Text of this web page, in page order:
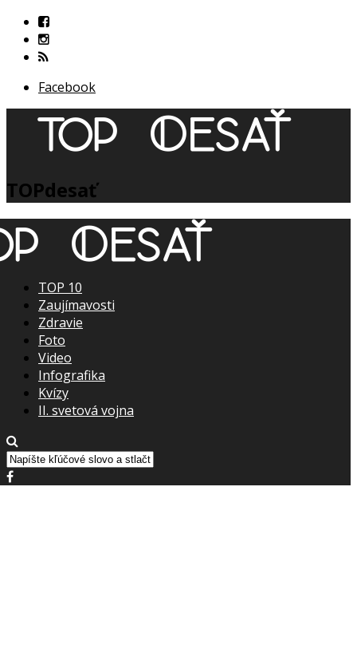
Facebook
TOPdesať
TOP 10
Zaujímavosti
Zdravie
Foto
Video
Infografika
Kvízy
II. svetová vojna